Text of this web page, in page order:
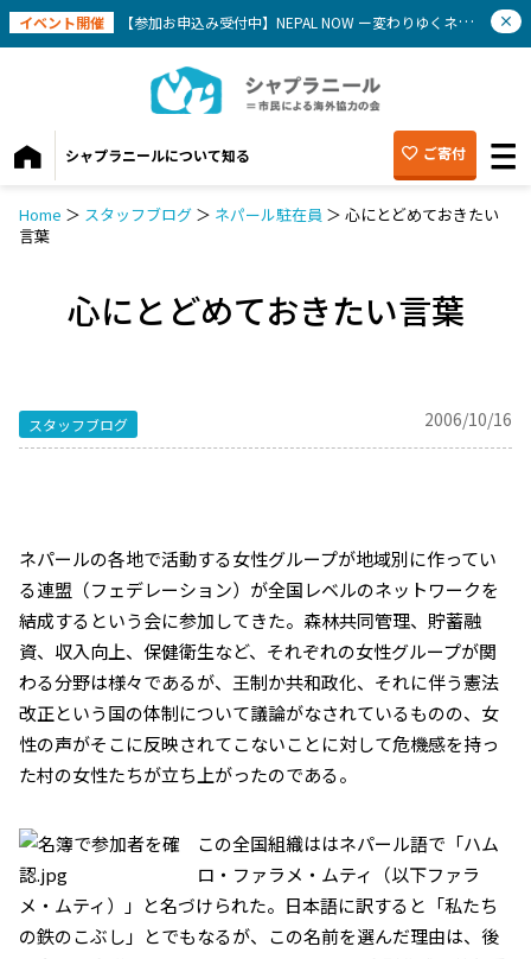
イベント開催 【参加お申込み受付中】NEPAL NOW ー変わりゆくネパールを知ろう(9/12）
シャプラニールについて知る ご寄付
Home ＞ スタッフブログ ＞ ネパール駐在員 ＞ 心にとどめておきたい
言葉
心にとどめておきたい言葉
スタッフブログ 2006/10/16
ネパールの各地で活動する女性グループが地域別に作ってい
る連盟（フェデレーション）が全国レベルのネットワークを
結成するという会に参加してきた。森林共同管理、貯蓄融
資、収入向上、保健衛生など、それぞれの女性グループが関
わる分野は様々であるが、王制か共和政化、それに伴う憲法
改正という国の体制について議論がなされているものの、女
性の声がそこに反映されてこないことに対して危機感を持っ
た村の女性たちが立ち上がったのである。
この全国組織ははネパール語で「ハム
ロ・ファラメ・ムティ（以下ファラ
メ・ムティ）」と名づけられた。日本語に訳すると「私たち
の鉄のこぶし」とでもなるが、この名前を選んだ理由は、後